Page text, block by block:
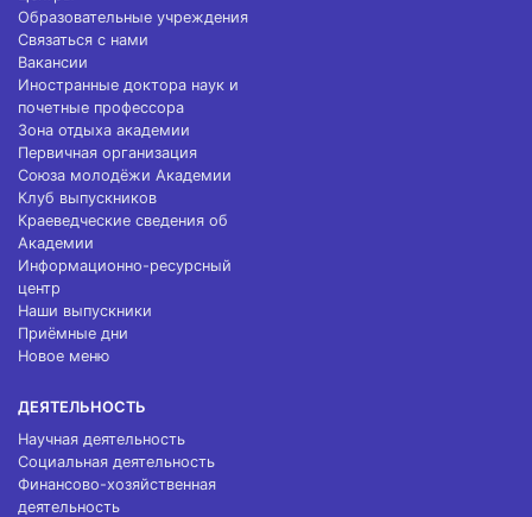
Образовательные учреждения
Связаться с нами
Вакансии
Иностранные доктора наук и
почетные профессора
Зона отдыха академии
Первичная организация
Союза молодёжи Академии
Клуб выпускников
Краеведческие сведения об
Академии
Информационно-ресурсный
центр
Наши выпускники
Приёмные дни
Новое меню
ДЕЯТЕЛЬНОСТЬ
Научная деятельность
Социальная деятельность
Финансово-хозяйственная
деятельность